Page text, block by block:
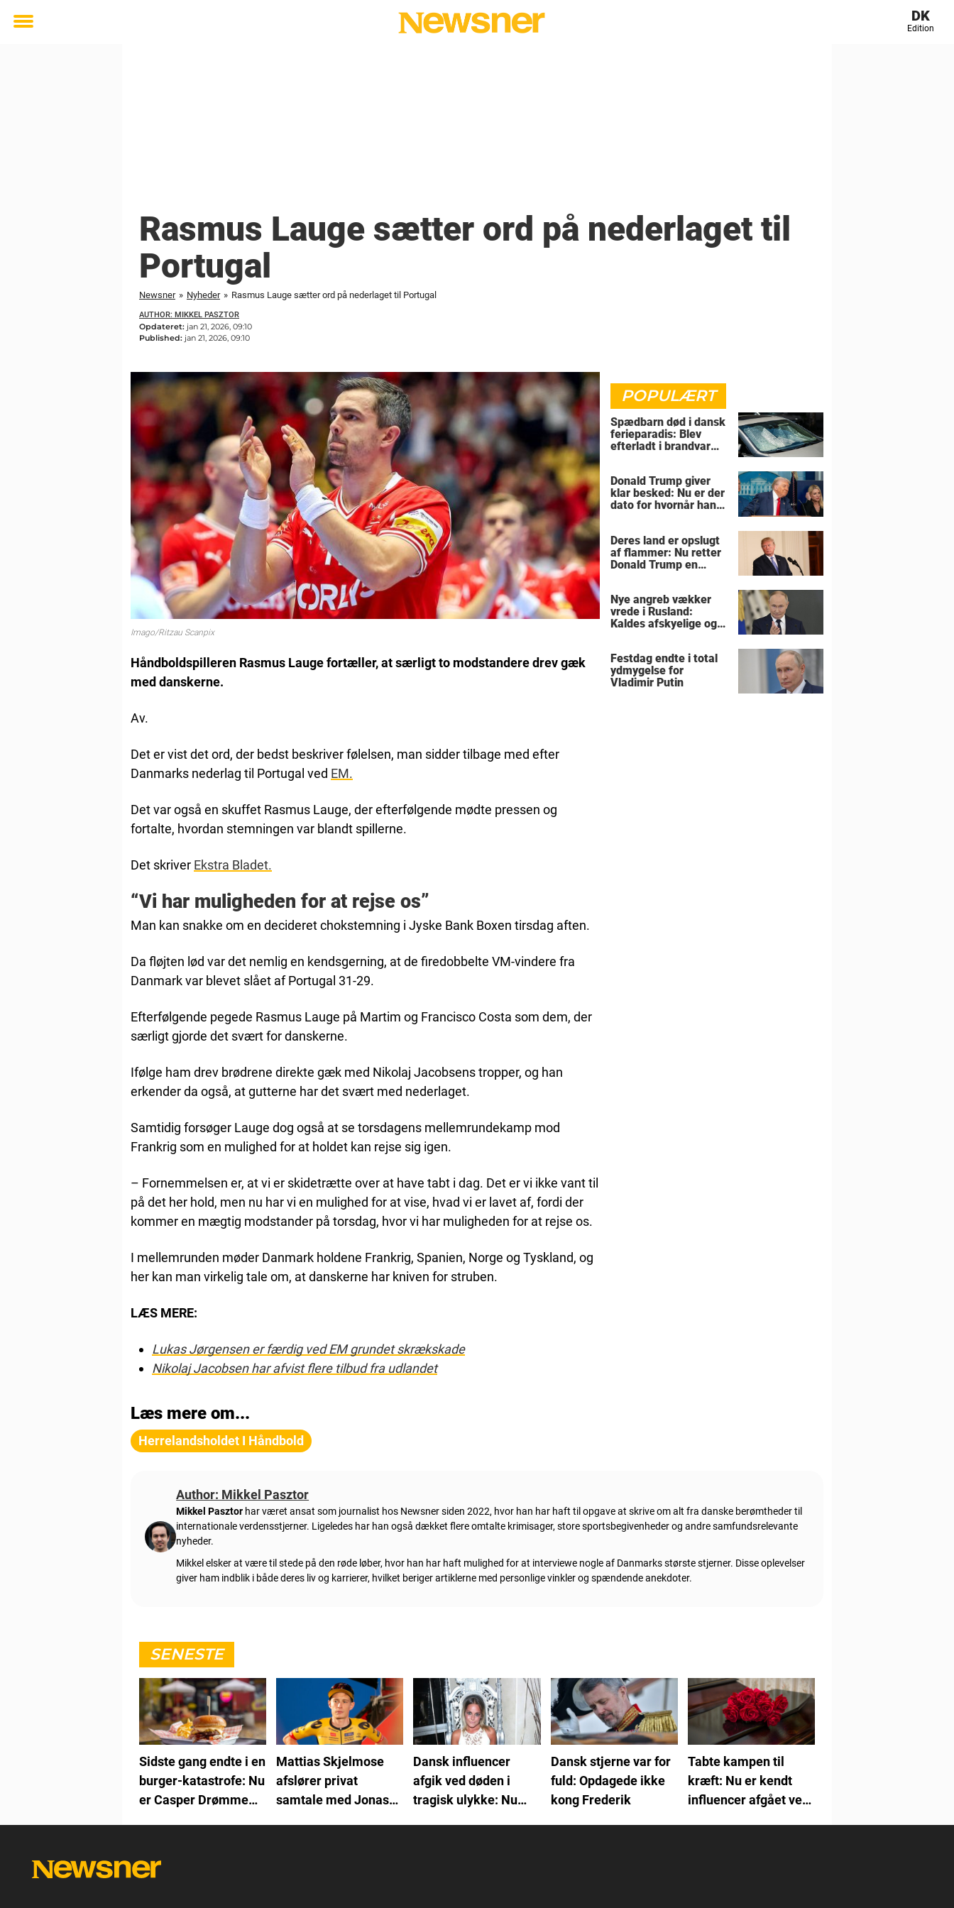
Toggle
DK
Edition
Rasmus Lauge sætter ord på nederlaget til
Portugal
Newsner » Nyheder » Rasmus Lauge sætter ord på nederlaget til Portugal
AUTHOR: MIKKEL PASZTOR
Opdateret: jan 21, 2026, 09:10
Published: jan 21, 2026, 09:10
Imago/Ritzau Scanpix
Håndboldspilleren Rasmus Lauge fortæller, at særligt to modstandere drev gæk
med danskerne.
Av.
Det er vist det ord, der bedst beskriver følelsen, man sidder tilbage med efter
Danmarks nederlag til Portugal ved EM.
Det var også en skuffet Rasmus Lauge, der efterfølgende mødte pressen og
fortalte, hvordan stemningen var blandt spillerne.
Det skriver Ekstra Bladet.
“Vi har muligheden for at rejse os”
Man kan snakke om en decideret chokstemning i Jyske Bank Boxen tirsdag aften.
Da fløjten lød var det nemlig en kendsgerning, at de firedobbelte VM-vindere fra
Danmark var blevet slået af Portugal 31-29.
Efterfølgende pegede Rasmus Lauge på Martim og Francisco Costa som dem, der
særligt gjorde det svært for danskerne.
Ifølge ham drev brødrene direkte gæk med Nikolaj Jacobsens tropper, og han
erkender da også, at gutterne har det svært med nederlaget.
Samtidig forsøger Lauge dog også at se torsdagens mellemrundekamp mod
Frankrig som en mulighed for at holdet kan rejse sig igen.
– Fornemmelsen er, at vi er skidetrætte over at have tabt i dag. Det er vi ikke vant til
på det her hold, men nu har vi en mulighed for at vise, hvad vi er lavet af, fordi der
kommer en mægtig modstander på torsdag, hvor vi har muligheden for at rejse os.
I mellemrunden møder Danmark holdene Frankrig, Spanien, Norge og Tyskland, og
her kan man virkelig tale om, at danskerne har kniven for struben.
LÆS MERE:
Lukas Jørgensen er færdig ved EM grundet skrækskade
Nikolaj Jacobsen har afvist flere tilbud fra udlandet
POPULÆRT
Spædbarn død i dansk
ferieparadis: Blev
efterladt i brandvarm
Donald Trump giver
klar besked: Nu er der
dato for hvornår han
Deres land er opslugt
af flammer: Nu retter
Donald Trump en
Nye angreb vækker
vrede i Rusland:
Kaldes afskyelige og
Festdag endte i total
ydmygelse for
Vladimir Putin
Læs mere om...
Herrelandsholdet I Håndbold
Author: Mikkel Pasztor
Mikkel Pasztor har været ansat som journalist hos Newsner siden 2022, hvor han har haft til opgave at skrive om alt fra danske berømtheder til
internationale verdensstjerner. Ligeledes har han også dækket flere omtalte krimisager, store sportsbegivenheder og andre samfundsrelevante
nyheder.
Mikkel elsker at være til stede på den røde løber, hvor han har haft mulighed for at interviewe nogle af Danmarks største stjerner. Disse oplevelser
giver ham indblik i både deres liv og karrierer, hvilket beriger artiklerne med personlige vinkler og spændende anekdoter.
SENESTE
Sidste gang endte i en
burger-katastrofe: Nu
er Casper Drømme
Mattias Skjelmose
afslører privat
samtale med Jonas
Dansk influencer
afgik ved døden i
tragisk ulykke: Nu
Dansk stjerne var for
fuld: Opdagede ikke
kong Frederik
Tabte kampen til
kræft: Nu er kendt
influencer afgået ved